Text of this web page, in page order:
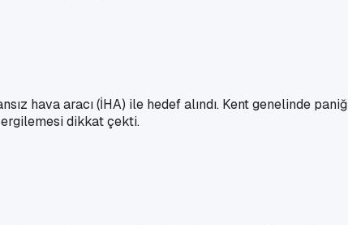
hava aracı (İHA) ile hedef alındı. Kent genelinde
dikkat çekti.